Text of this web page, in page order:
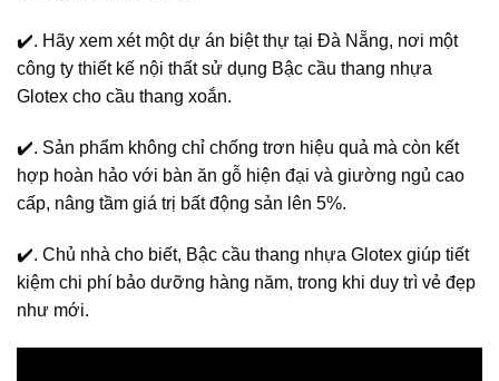
✔️. Hãy xem xét một dự án biệt thự tại Đà Nẵng, nơi một
công ty thiết kế nội thất sử dụng Bậc cầu thang nhựa
Glotex cho cầu thang xoắn.
✔️. Sản phẩm không chỉ chống trơn hiệu quả mà còn kết
hợp hoàn hảo với bàn ăn gỗ hiện đại và giường ngủ cao
cấp, nâng tầm giá trị bất động sản lên 5%.
✔️. Chủ nhà cho biết, Bậc cầu thang nhựa Glotex giúp tiết
kiệm chi phí bảo dưỡng hàng năm, trong khi duy trì vẻ đẹp
như mới.